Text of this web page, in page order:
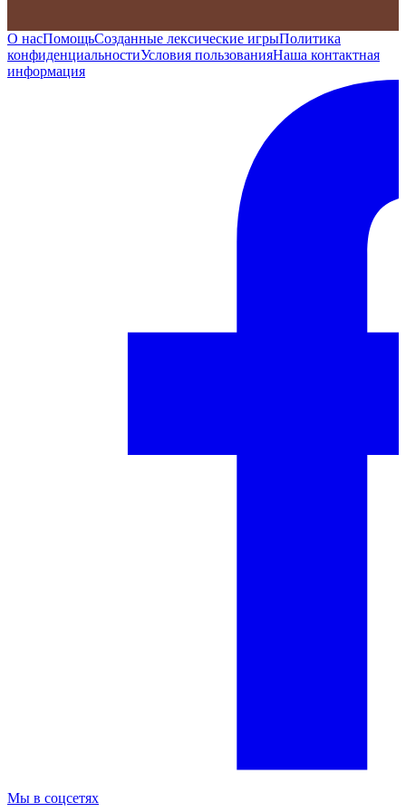
О насПомощьСозданные лексические игрыПолитика
конфиденциальностиУсловия пользованияНаша контактная
информация
Мы в соцсетях